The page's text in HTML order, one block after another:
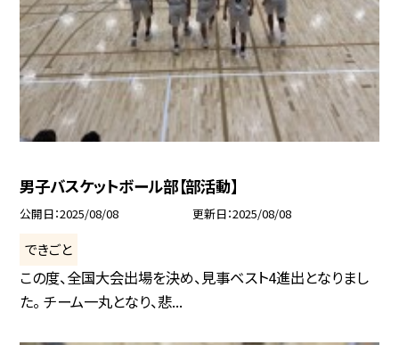
男子バスケットボール部【部活動】
公開日 2025/08/08 更新日 2025/08/08
できごと
この度、全国大会出場を決め、見事ベスト4進出となりまし
た。 チーム一丸となり、悲...